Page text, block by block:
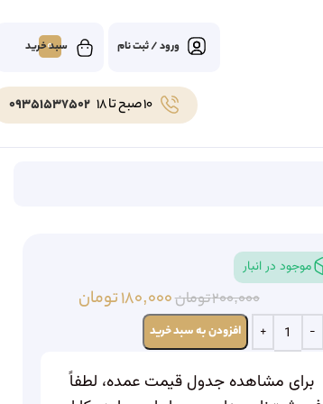
ورود / ثبت نام 0
10 صبح تا 18 09351537502
موجود در انبار
۲۰۰,۰۰۰تومان۱۸۰,۰۰۰تومان
افزودن به سبد خرید
برای مشاهده جدول قیمت عمده، لطفاً